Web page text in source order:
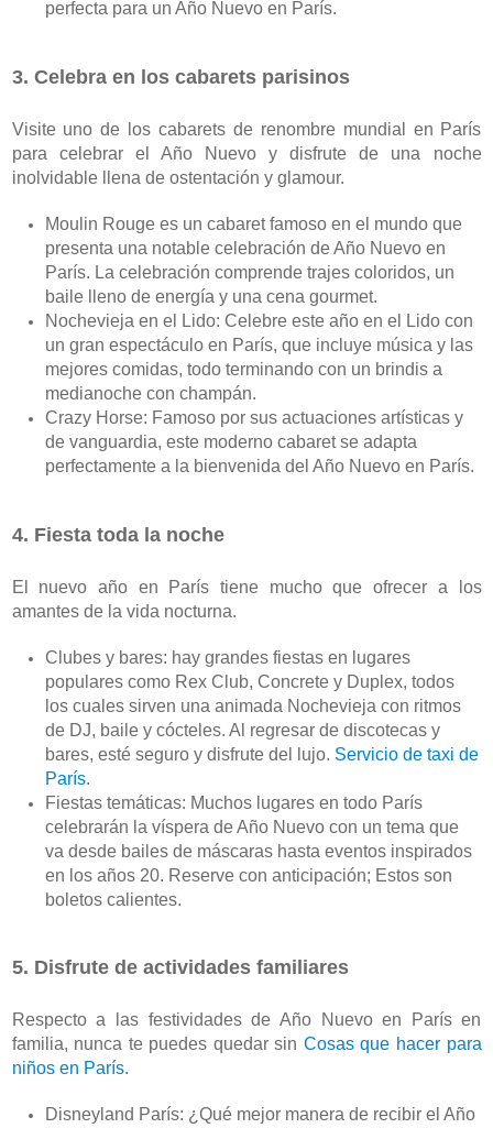
perfecta para un Año Nuevo en París.
3. Celebra en los cabarets parisinos
Visite uno de los cabarets de renombre mundial en París
para celebrar el Año Nuevo y disfrute de una noche
inolvidable llena de ostentación y glamour.
Moulin Rouge es un cabaret famoso en el mundo que
presenta una notable celebración de Año Nuevo en
París. La celebración comprende trajes coloridos, un
baile lleno de energía y una cena gourmet.
Nochevieja en el Lido: Celebre este año en el Lido con
un gran espectáculo en París, que incluye música y las
mejores comidas, todo terminando con un brindis a
medianoche con champán.
Crazy Horse: Famoso por sus actuaciones artísticas y
de vanguardia, este moderno cabaret se adapta
perfectamente a la bienvenida del Año Nuevo en París.
4. Fiesta toda la noche
El nuevo año en París tiene mucho que ofrecer a los
amantes de la vida nocturna.
Clubes y bares: hay grandes fiestas en lugares
populares como Rex Club, Concrete y Duplex, todos
los cuales sirven una animada Nochevieja con ritmos
de DJ, baile y cócteles. Al regresar de discotecas y
bares, esté seguro y disfrute del lujo. Servicio de taxi de
París.
Fiestas temáticas: Muchos lugares en todo París
celebrarán la víspera de Año Nuevo con un tema que
va desde bailes de máscaras hasta eventos inspirados
en los años 20. Reserve con anticipación; Estos son
boletos calientes.
5. Disfrute de actividades familiares
Respecto a las festividades de Año Nuevo en París en
familia, nunca te puedes quedar sin Cosas que hacer para
niños en París.
Disneyland París: ¿Qué mejor manera de recibir el Año